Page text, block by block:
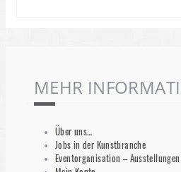
MEHR
Über uns…
Jobs in der Kunstbranche
Eventorganisation –